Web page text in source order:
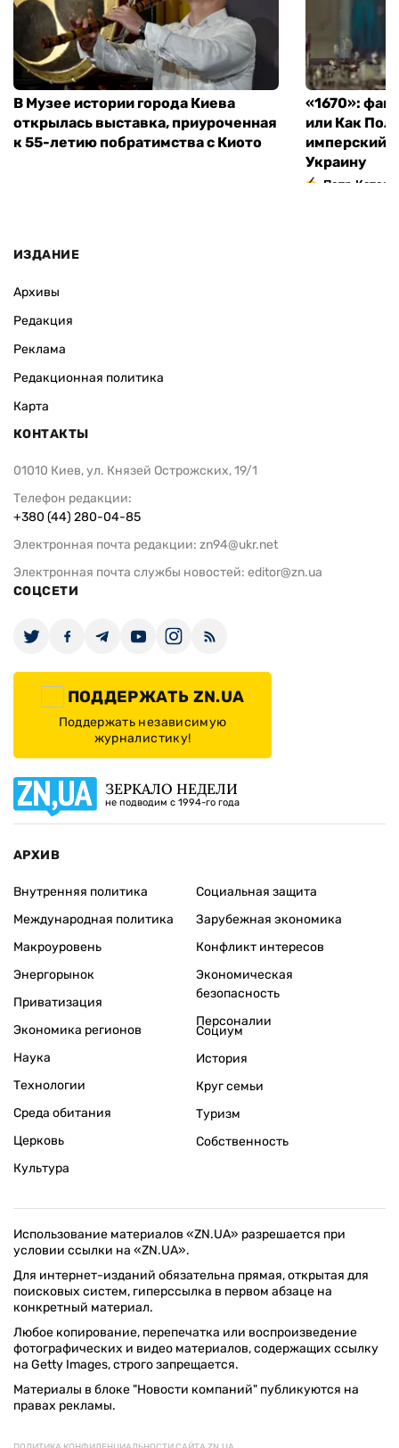
В Музее истории города Киева
открылась выставка, приуроченная
к 55-летию побратимства с Киото
«1670»:
или Как
имперский
Украину
Петр
ИЗДАНИЕ
Архивы
Редакция
Реклама
Редакционная политика
Карта
КОНТАКТЫ
01010 Киев, ул. Князей Острожских, 19/1
Телефон редакции:
+380 (44) 280-04-85
Электронная почта редакции: zn94@ukr.net
Электронная почта службы новостей: editor@zn.ua
СОЦСЕТИ
ПОДДЕРЖАТЬ ZN.UA
Поддержать независимую
журналистику!
ЗЕРКАЛО НЕДЕЛИ
не подводим с 1994-го года
АРХИВ
Внутренняя политика
Международная политика
Макроуровень
Энергорынок
Приватизация
Экономика регионов
Социальная защита
Зарубежная экономика
Конфликт интересов
Экономическая
безопасность
Персоналии
Наука
Технологии
Среда обитания
Церковь
Культура
Социум
История
Круг семьи
Туризм
Собственность
Использование материалов «ZN.UA» разрешается при
условии ссылки на «ZN.UA».
Для интернет-изданий обязательна прямая, открытая для
поисковых систем, гиперссылка в первом абзаце на
конкретный материал.
Любое копирование, перепечатка или воспроизведение
фотографических и видео материалов, содержащих ссылку
на Getty Images, строго запрещается.
Материалы в блоке "Новости компаний" публикуются на
правах рекламы.